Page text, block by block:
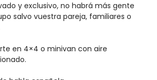
y exclusivo, no habrá más gente
salvo vuestra pareja, familiares o
en 4×4 o minivan con aire